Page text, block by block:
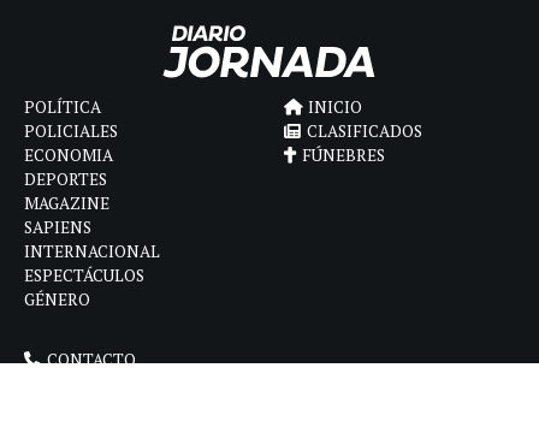
POLÍTICA
POLICIALES
ECONOMIA
DEPORTES
MAGAZINE
SAPIENS
INTERNACIONAL
ESPECTÁCULOS
GÉNERO
INICIO
CLASIFICADOS
FÚNEBRES
CONTACTO